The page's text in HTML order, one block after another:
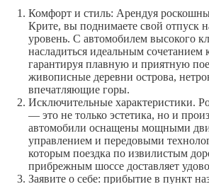
Комфорт и стиль: Арендуя
Крите, вы поднимаете свой отпуск
уровень. С автомобилем высокого
насладиться идеальным сочетанием
гарантируя плавную и приятную
живописные деревни острова,
впечатляющие горы.
Исключительные характеристики.
— это не только эстетика, но и
автомобили оснащены мощными
управлением и передовыми
которым поездка по извилистым
прибрежным шоссе доставляет
Заявите о себе: прибытие в пункт